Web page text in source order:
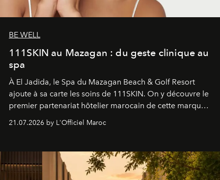
BE WELL
111SKIN au Mazagan : du geste clinique au
spa
À El Jadida, le Spa du Mazagan Beach & Golf Resort
ajoute à sa carte les soins de 111SKIN. On y découvre le
premier partenariat hôtelier marocain de cette marque
britannique, née dans un cabinet de chirurgie plastique
londonien et construite depuis autour d'un actif breveté,
21.07.2026 by L'Officiel Maroc